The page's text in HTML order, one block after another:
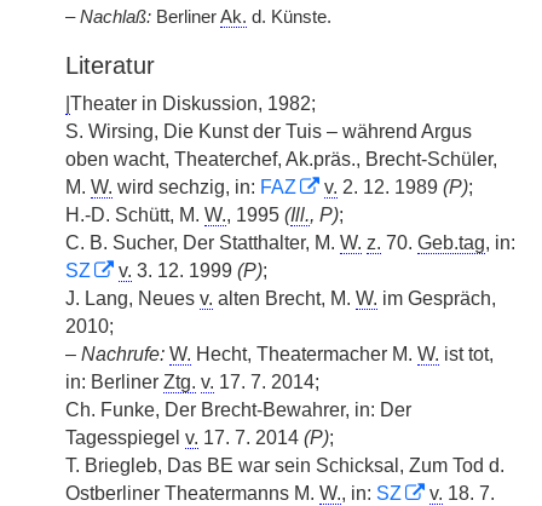
–Nachlaß: BerlinerAk. d. Künste.
Literatur
Theater in Diskussion, 1982;
S. Wirsing, Die Kunst der Tuis – während Argus
oben wacht, Theaterchef, Ak.präs., Brecht-Schüler,
M. W. wird sechzig, in: FAZ v. 2. 12. 1989 (P);
H.-D. Schütt, M. W., 1995 (Ill., P);
C. B. Sucher, Der Statthalter, M. W. z. 70. Geb.tag, in:
SZ
v. 3. 12. 1999 (P);
J. Lang, Neues v. alten Brecht, M. W. im Gespräch,
2010;
– Nachrufe: W. Hecht, Theatermacher M. W. ist tot,
in: Berliner Ztg. v. 17. 7. 2014;
Ch. Funke, Der Brecht-Bewahrer, in: Der
Tagesspiegel v. 17. 7. 2014 (P);
T. Briegleb, Das BE war sein Schicksal, Zum Tod d.
Ostberliner Theatermanns M. W., in: SZ v. 18. 7.